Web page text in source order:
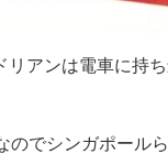
リアンは電車に持
のでシンガポールら